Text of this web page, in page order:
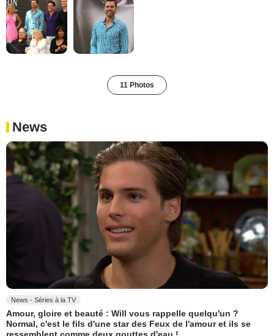
11 Photos
News
News - Séries à la TV
Amour, gloire et beauté : Will vous rappelle quelqu'un ?
Normal, c'est le fils d'une star des Feux de l'amour et ils se